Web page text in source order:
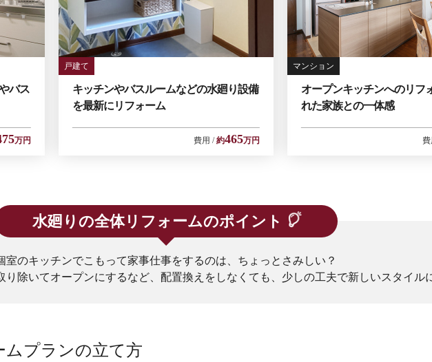
バス
万円
戸建て
キッチンやバスルームなどの水廻り設備
を最新にリフォーム
費用 約465万円
マンション
オープンキッチンへのリフ
れた家族との一体感
費
水廻りの全体リフォームのポイント
室のキッチンでこもって家事仕事をするのは、ちょっとさみしい？
り除いてオープンにするなど、配置換えをしなくても、少しの工夫で新しいスタイル
ムプランの立て方